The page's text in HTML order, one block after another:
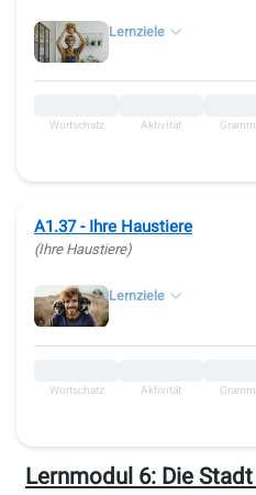
Lernziele
Wortschatz Aktivität
A1.37 - Ihre Haustiere
(Ihre Haustiere)
Lernziele
Wortschatz Aktivität
Lernmodul 6: Die